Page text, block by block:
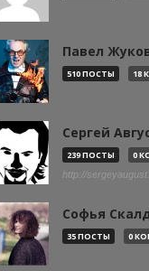
Павел
510 ПОСТЫ 18
Сергей
239 ПОСТЫ 0
http://
Софья
35 ПОСТЫ 0